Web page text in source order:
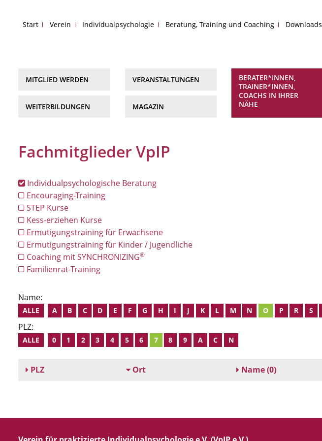
Start Verein Individualpsychologie Beratung, Training und Coaching Downloads
MITGLIED WERDEN
WEITERBILDUNGEN
VERANSTALTUNGEN
MAGAZIN
BERATER*INNEN,
TRAINER*INNEN,
COACHS IN IHRER
NÄHE
Fachmitglieder VpIP
Individualpsychologische Beratung
Encouraging-Training
STEP Kurse
Kess-erziehen Kurse
Ermutigungstraining für Erwachsene
Ermutigungstraining für Kinder / Jugendliche
Coaching mit SYNCHRONIZING®
Familienrat-Training
Name:
ALLE A B C D E F G H I J K L M N O P R S
PLZ:
ALLE 0 1 2 3 4 5 6 7 8 9 A C N
PLZ Ort Name(0)